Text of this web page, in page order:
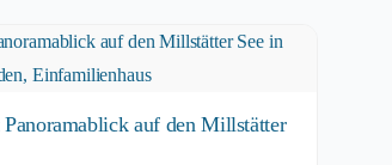
auf den Millstätter